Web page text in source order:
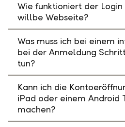
Wie funktioniert der
willbe Webseite?
Was muss ich bei einem
bei der Anmeldung
tun?
Kann ich die
iPad oder einem Android
machen?